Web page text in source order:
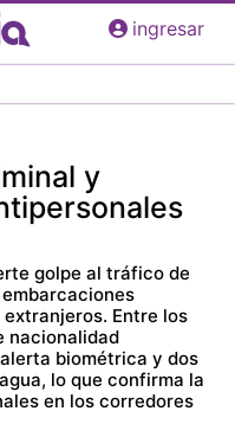
ingresar
y
golpe al tráfico de
Entre los
nacionalidad
biométrica y dos
lo que confirma la
en los corredores